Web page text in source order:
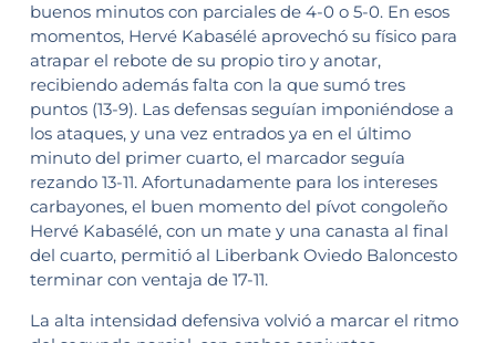
buenos minutos con parciales de 4-0 o 5-0. En esos
momentos, Hervé Kabasélé aprovechó su físico para
atrapar el rebote de su propio tiro y anotar,
recibiendo además falta con la que sumó tres
puntos (13-9). Las defensas seguían imponiéndose a
los ataques, y una vez entrados ya en el último
minuto del primer cuarto, el marcador seguía
rezando 13-11. Afortunadamente para los intereses
carbayones, el buen momento del pívot congoleño
Hervé Kabasélé, con un mate y una canasta al final
del cuarto, permitió al Liberbank Oviedo Baloncesto
terminar con ventaja de 17-11.
La alta intensidad defensiva volvió a marcar el ritmo